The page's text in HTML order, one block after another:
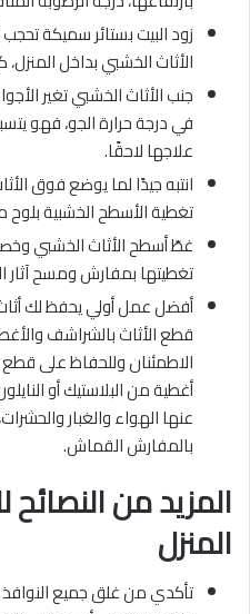
زود البيت بستائر سميكة
الأثاث الخشبي بداخل
جنب الأثاث الخشبي تغير
في درجة حرارة الجو، فهو
علاجها لاحقًا.
انتبه جيدًا لما يوضع فوق
تغطية الأسطح الخشبية بلوح
غطّ أسطح الأثاث الخشبي
تغطيتها بمفارش ومسح آثار
أفضل عمل أولي يحفظ لك
قطع الأثاث بالشراشف
الاطمئنان وللحفاظ على
أغطية من البلاستيك أو
عنها الهواء والغبار
بالمفارش القماش.
المزيد من
المنزل
تأكدي من غلق جميع